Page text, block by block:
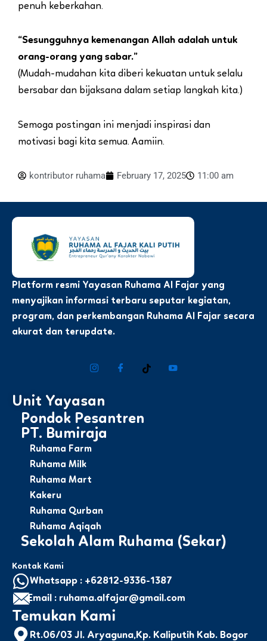
penuh keberkahan.
“Sesungguhnya kemenangan Allah adalah untuk
orang-orang yang sabar.”
(Mudah-mudahan kita diberi kekuatan untuk selalu
bersabar dan bijaksana dalam setiap langkah kita.)
Semoga postingan ini menjadi inspirasi dan
motivasi bagi kita semua. Aamiin.
kontributor ruhama February 17, 2025 11:00 am
Platform resmi Yayasan Ruhama Al Fajar yang
menyajikan informasi terbaru seputar kegiatan,
program, dan perkembangan Ruhama Al Fajar secara
akurat dan terupdate.
Unit Yayasan
Pondok Pesantren
PT. Bumiraja
Ruhama Farm
Ruhama Milk
Ruhama Mart
Kakeru
Ruhama Qurban
Ruhama Aqiqah
Sekolah Alam Ruhama (Sekar)
Kontak Kami
Whatsapp : +62812-9336-1387
Email : ruhama.alfajar@gmail.com
Temukan Kami
Rt.06/03 Jl. Aryaguna,Kp. Kaliputih Kab. Bogor